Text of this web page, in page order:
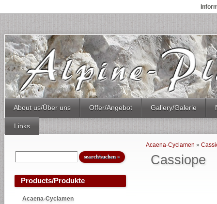
About us/Über uns Offer/Angebot Gallery/Galerie
Links
Products/Produkte
Acaena-Cyclamen
Cassiope
Acaena-Cyclamen »